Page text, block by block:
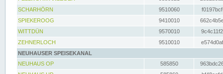
SCHARHÖRN
9510060
SPIEKEROOG
9410010
WITTDÜN
9570010
ZEHNERLOCH
9510010
NEUHAUSER SPEISEKANAL
NEUHAUS OP
585850